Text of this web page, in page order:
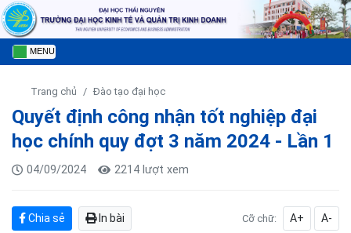
MENU
Trang chủ Đào tạo đại học
Quyết định công nhận tốt nghiệp đại
học chính quy đợt 3 năm 2024 - Lần 1
04/09/2024 2214 lượt xem
Chia sẻ In bài Cỡ chữ: A+ A-